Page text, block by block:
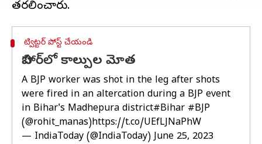
ట్విట్టర్ పోస్ట్ చేయండి
బిహార్‌లో కాల్పుల మోత
A BJP worker was shot in the leg after shots
were fired in an altercation during a BJP event
in Bihar's Madhepura district#Bihar #BJP
(@rohit_manas)https://t.co/UEfLJNaPhW
— IndiaToday (@IndiaToday)June 25, 2023